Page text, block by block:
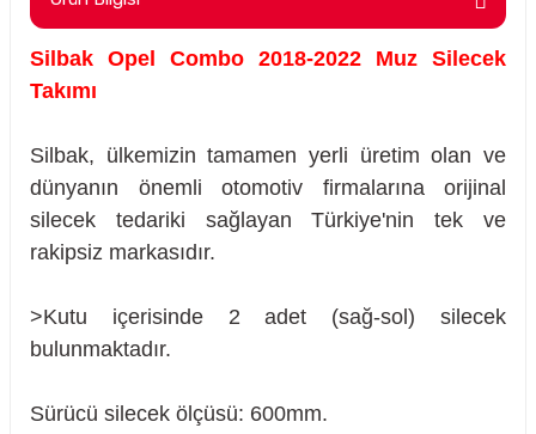
Silbak Opel Combo 2018-2022 Muz Silecek
Takımı
Silbak, ülkemizin tamamen yerli üretim olan ve
dünyanın önemli otomotiv firmalarına orijinal
silecek tedariki sağlayan Türkiye'nin tek ve
rakipsiz markasıdır.
>Kutu içerisinde 2 adet (sağ-sol) silecek
bulunmaktadır.
Sürücü silecek ölçüsü: 600mm.